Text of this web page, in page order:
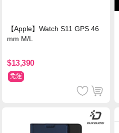
【Apple】Watch S11 GPS 46
mm M/L
$13,390
免運